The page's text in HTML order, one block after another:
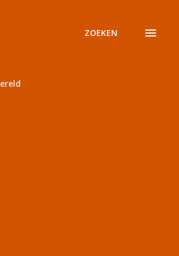
ZOEKEN